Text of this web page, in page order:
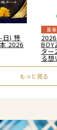
日) 特
2026
音
タ
る想
もっと見る